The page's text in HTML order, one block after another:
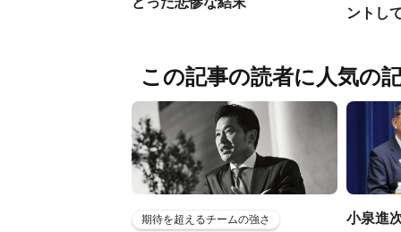
ントし
この記事の読者に人気の
期待を超えるチームの強さ
小泉進